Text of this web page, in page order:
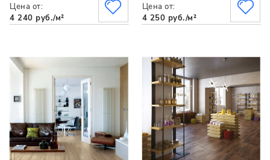
Цена от:
4 240 руб./м²
Цена от:
4 250 руб./м²